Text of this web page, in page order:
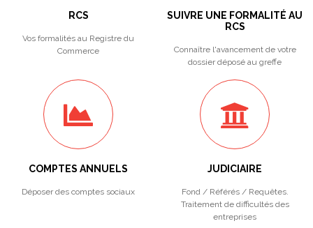
RCS
Vos formalités au Registre du
Commerce
SUIVRE UNE FORMALITÉ AU
RCS
Connaître l'avancement de votre
dossier déposé au greffe
COMPTES ANNUELS
Déposer des comptes sociaux
JUDICIAIRE
Fond / Référés / Requêtes.
Traitement de difficultés des
entreprises